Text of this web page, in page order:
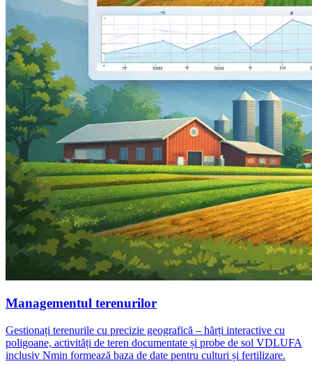
Managementul terenurilor
Gestionați terenurile cu precizie geografică – hărți interactive cu
poligoane, activități de teren documentate și probe de sol VDLUFA
inclusiv Nmin formează baza de date pentru culturi și fertilizare.